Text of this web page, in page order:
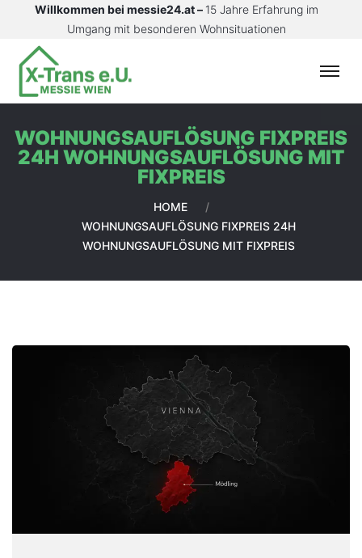
Willkommen bei messie24.at – 15 Jahre Erfahrung im
Umgang mit besonderen Wohnsituationen
S
T
R
T
WOHNUNGSAUFLÖSUNG FIXPREIS
24H WOHNUNGSAUFLÖSUNG MIT
FIXPREIS
HOME
/
WOHNUNGSAUFLÖSUNG FIXPREIS 24H
WOHNUNGSAUFLÖSUNG MIT FIXPREIS